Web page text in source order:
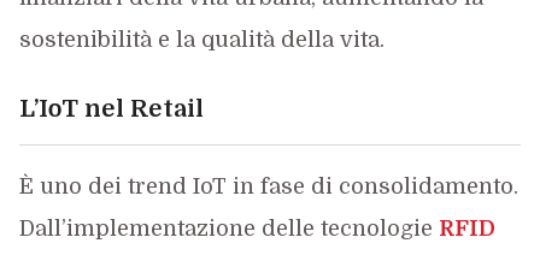
sostenibilità e la qualità della vita.
L’IoT nel Retail
È uno dei trend IoT in fase di consolidamento.
Dall’implementazione delle tecnologie RFID